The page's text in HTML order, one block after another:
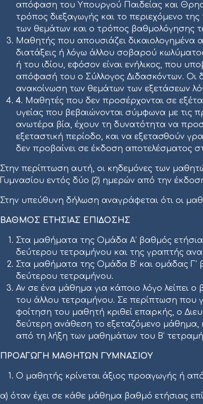
απόφαση του Υπουργού Παιδείας και
τρόπος διεξαγωγής και το περιεχόμενο
των θεμάτων και ο τρόπος βαθμολόγησης
Μαθητής που απουσιάζει δικαιολογημένα
διατάξεις ή λόγω άλλου σοβαρού
ή του ιδίου, εφόσον είναι ενήλικος, που
απόφασή του ο Σύλλογος Διδασκόντων. Οι
ανακοίνωση των θεμάτων των εξετάσεων
4. Μαθητές που δεν προσέρχονται σε
υγείας που βεβαιώνονται σύμφωνα με τις
ανωτέρα βία, έχουν τη δυνατότητα να
εξεταστική περίοδο, και να εξετασθούν
δεν προβαίνει σε έκδοση αποτελέσματος
Στην περίπτωση αυτή, οι κηδεμόνες των
Γυμνασίου εντός δύο (2) ημερών από την
Στην υπεύθυνη δήλωση αναγράφεται ότι οι
ΒΑΘΜΟΣ ΕΤΗΣΙΑΣ ΕΠΙΔΟΣΗΣ
Στα μαθήματα της Ομάδα Α’ βαθμός
δεύτερου τετραμήνου και της γραπτής
Στα μαθήματα της Ομάδα Β’ και ομάδας
δεύτερου τετραμήνου.
Αν σε ένα μάθημα για κάποιο λόγο λείπει
του άλλου τετραμήνου. Σε περίπτωση που
φοίτηση του μαθητή κριθεί επαρκής, ο
δεύτερη ανάθεση το εξεταζόμενο μάθημα,
από τη λήξη των μαθημάτων του Β’
ΠΡΟΑΓΩΓΗ ΜΑΘΗΤΩΝ ΓΥΜΝΑΣΙΟΥ
Ο μαθητής κρίνεται άξιος προαγωγής ή
α) όταν έχει σε κάθε μάθημα βαθμό ετήσιας